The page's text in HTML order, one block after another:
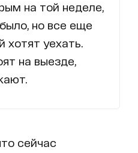
на той неделе,
но все еще
хотят уехать.
на выезде,
сейчас